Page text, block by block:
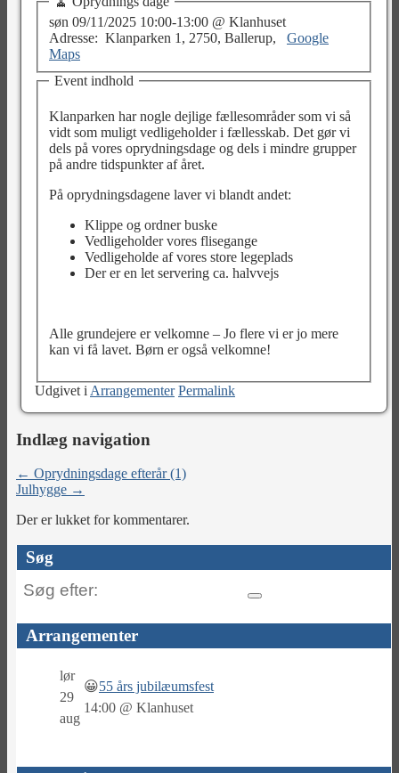
søn 09/11/2025 10:00-13:00 @ Klanhuset
Adresse: Klanparken 1, 2750, Ballerup, Google
Maps
Event indhold
Klanparken har nogle dejlige fællesområder som vi så
vidt som muligt vedligeholder i fællesskab. Det gør vi
dels på vores oprydningsdage og dels i mindre grupper
på andre tidspunkter af året.
På oprydningsdagene laver vi blandt andet:
Klippe og ordner buske
Vedligeholder vores flisegange
Vedligeholde af vores store legeplads
Der er en let servering ca. halvvejs
Alle grundejere er velkomne – Jo flere vi er jo mere
kan vi få lavet. Børn er også velkomne!
Udgivet i Arrangementer Permalink
Indlæg navigation
← Oprydningsdage efterår (1)
Julhygge →
Der er lukket for kommentarer.
Søg
Søg
Arrangementer
lør
29
aug
😀55 års jubilæumsfest
14:00 @ Klanhuset